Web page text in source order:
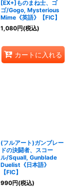
[EX+]ものまね士、ゴ
ゴ/Gogo, Mysterious
Mime《英語》【FIC】
1,080円(税込)
カートに入れる
(フルアート)ガンブレー
ドの決闘者、スコー
ル/Squall, Gunblade
Duelist《日本語》
【FIC】
990円(税込)